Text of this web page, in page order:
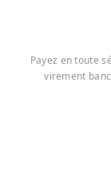
Payez en toute
virement